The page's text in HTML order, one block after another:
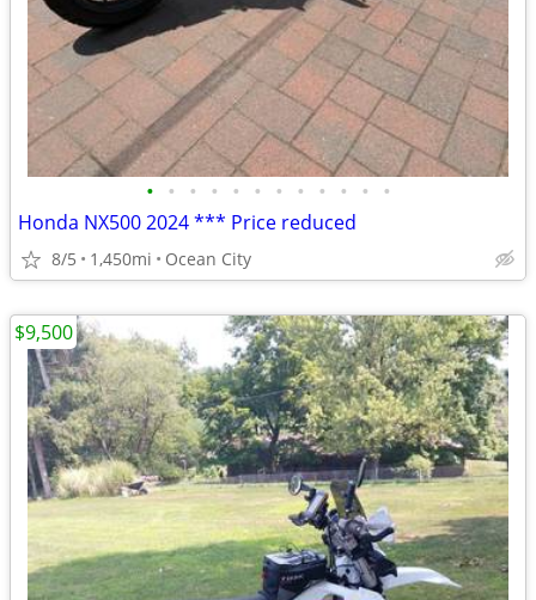
• • • • • • • • • • • •
Honda NX500 2024 *** Price reduced
8/5 1,450mi Ocean City
$9,500